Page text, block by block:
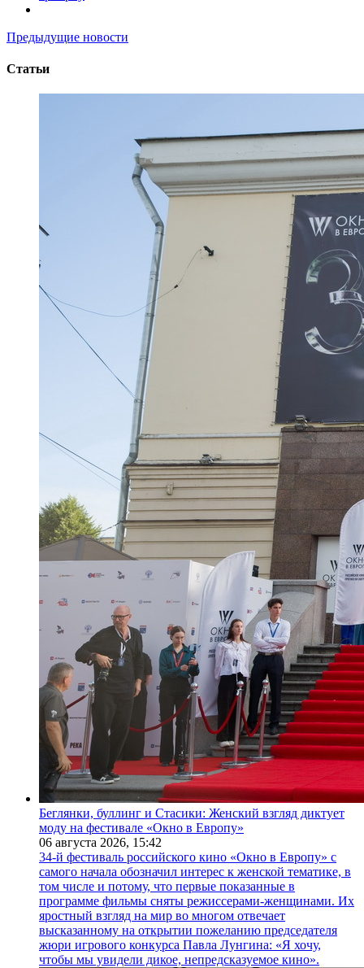
Предыдущие новости
Статьи
Беглянки, буллинг и Стасики: Женский взгляд диктует
моду на фестивале «Окно в Европу»
06 августа 2026, 15:42
34-й фестиваль российского кино «Окно в Европу» с
самого начала обозначил интерес к женской тематике, в
том числе и потому, что первые показанные в
программе фильмы сняты режиссерами-женщинами. Их
яростный взгляд на мир во многом отвечает
высказанному на открытии пожеланию председателя
жюри игрового конкурса Павла Лунгина: «Я хочу,
чтобы мы увидели дикое, непредсказуемое кино».